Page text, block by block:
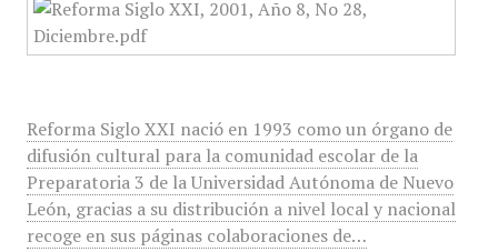
Reforma Siglo XXI nació en 1993 como un órgano de
difusión cultural para la comunidad escolar de la
Preparatoria 3 de la Universidad Autónoma de Nuevo
León, gracias a su distribución a nivel local y nacional
recoge en sus páginas colaboraciones de…